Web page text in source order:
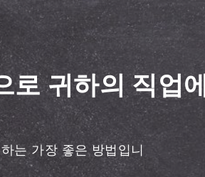
로 귀하의 직업
는 가장 좋은 방법입니